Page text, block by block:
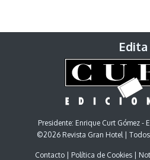
Edita
Presidente: Enrique Curt Gómez -
©2026 Revista Gran Hotel |
Contacto Política de Cookies